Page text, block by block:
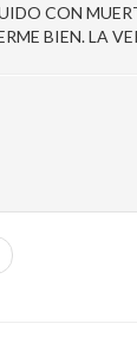
CON
BIEN. LA